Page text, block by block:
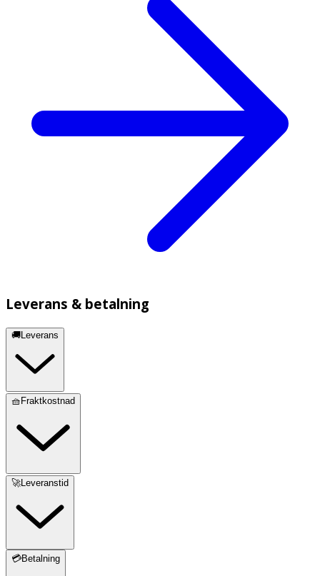
Leverans & betalning
🚚Leverans
🧺Fraktkostnad
🚀Leveranstid
💳Betalning